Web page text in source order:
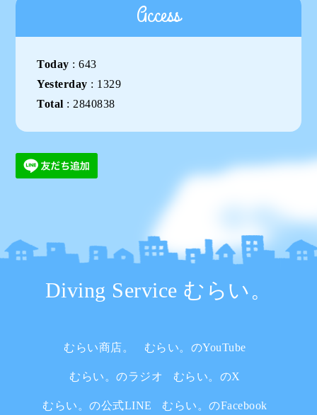
Access
Today :643
Yesterday : 1329
Total : 2840838
Diving Service むらい。
むらい商店。 むらい。のYouTube
むらい。のラジオ むらい。のX
むらい。の公式LINE むらい。のFacebook